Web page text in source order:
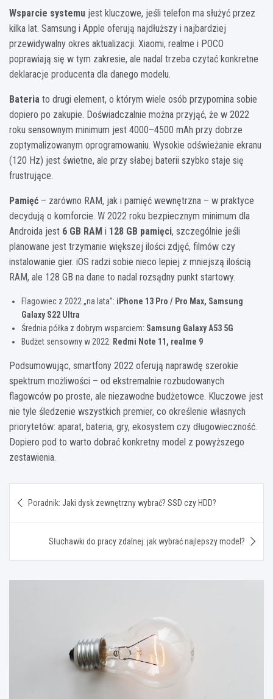
Wsparcie systemu jest kluczowe, jeśli telefon ma służyć przez
kilka lat. Samsung i Apple oferują najdłuższy i najbardziej
przewidywalny okres aktualizacji. Xiaomi, realme i POCO
poprawiają się w tym zakresie, ale nadal trzeba czytać konkretne
deklaracje producenta dla danego modelu.
Bateria to drugi element, o którym wiele osób przypomina sobie
dopiero po zakupie. Doświadczalnie można przyjąć, że w 2022
roku sensownym minimum jest 4000–4500 mAh przy dobrze
zoptymalizowanym oprogramowaniu. Wysokie odświeżanie ekranu
(120 Hz) jest świetne, ale przy słabej baterii szybko staje się
frustrujące.
Pamięć – zarówno RAM, jak i pamięć wewnętrzna – w praktyce
decydują o komforcie. W 2022 roku bezpiecznym minimum dla
Androida jest 6 GB RAM i 128 GB pamięci, szczególnie jeśli
planowane jest trzymanie większej ilości zdjęć, filmów czy
instalowanie gier. iOS radzi sobie nieco lepiej z mniejszą ilością
RAM, ale 128 GB na dane to nadal rozsądny punkt startowy.
Flagowiec z 2022 „na lata”: iPhone 13 Pro / Pro Max, Samsung
Galaxy S22 Ultra
Średnia półka z dobrym wsparciem: Samsung Galaxy A53 5G
Budżet sensowny w 2022: Redmi Note 11, realme 9
Podsumowując, smartfony 2022 oferują naprawdę szerokie
spektrum możliwości – od ekstremalnie rozbudowanych
flagowców po proste, ale niezawodne budżetowce. Kluczowe jest
nie tyle śledzenie wszystkich premier, co określenie własnych
priorytetów: aparat, bateria, gry, ekosystem czy długowieczność.
Dopiero pod to warto dobrać konkretny model z powyższego
zestawienia.
wpisu
Poradnik: Jaki dysk zewnętrzny wybrać? SSD czy HDD?
Słuchawki do pracy zdalnej: jak wybrać najlepszy model?